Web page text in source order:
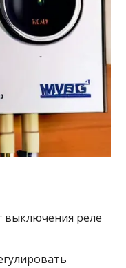
выключения реле